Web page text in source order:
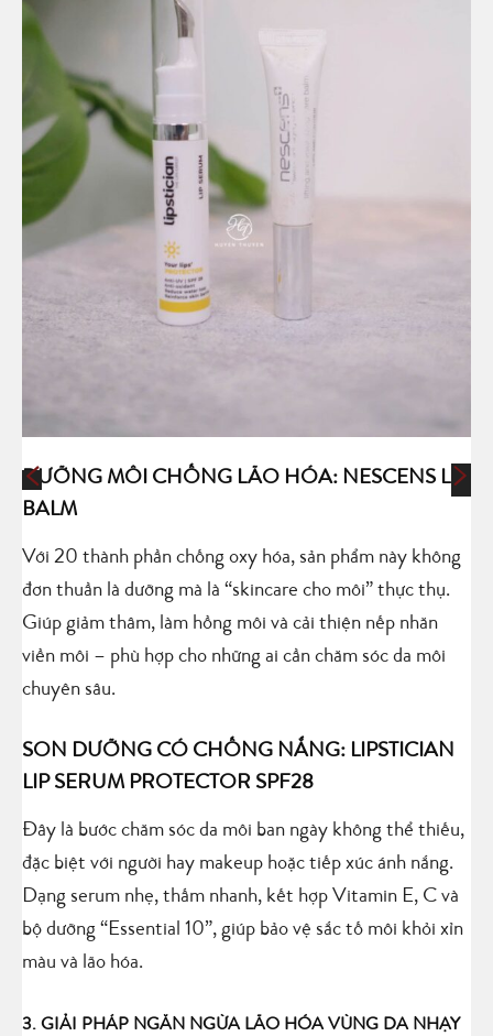
DƯỠNG MÔI CHỐNG LÃO HÓA: NESCENS LIP
BALM
Với 20 thành phần chống oxy hóa, sản phẩm này không
đơn thuần là dưỡng mà là “skincare cho môi” thực thụ.
Giúp giảm thâm, làm hồng môi và cải thiện nếp nhăn
viền môi – phù hợp cho những ai cần chăm sóc da môi
chuyên sâu.
SON DƯỠNG CÓ CHỐNG NẮNG: LIPSTICIAN
LIP SERUM PROTECTOR SPF28
Đây là bước chăm sóc da môi ban ngày không thể thiếu,
đặc biệt với người hay makeup hoặc tiếp xúc ánh nắng.
Dạng serum nhẹ, thấm nhanh, kết hợp Vitamin E, C và
bộ dưỡng “Essential 10”, giúp bảo vệ sắc tố môi khỏi xỉn
màu và lão hóa.
3. GIẢI PHÁP NGĂN NGỪA LÃO HÓA VÙNG DA NHẠY